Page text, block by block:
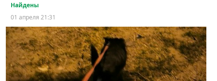
Найдены
01 апреля 21:31